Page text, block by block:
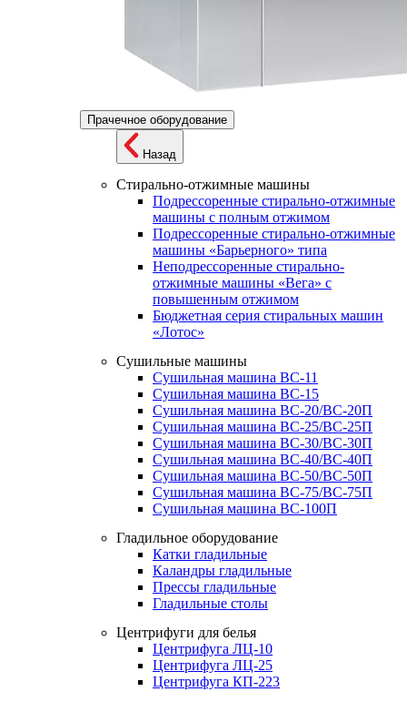
Прачечное оборудование
Назад
Стирально-отжимные машины
Подрессоренные стирально-отжимные
машины с полным отжимом
Подрессоренные стирально-отжимные
машины «Барьерного» типа
Неподрессоренные стирально-
отжимные машины «Вега» с
повышенным отжимом
Бюджетная серия стиральных машин
«Лотос»
Сушильные машины
Сушильная машина ВС-11
Сушильная машина ВС-15
Сушильная машина ВС-20/ВС-20П
Сушильная машина ВС-25/ВС-25П
Сушильная машина ВС-30/ВС-30П
Сушильная машина ВС-40/ВС-40П
Сушильная машина ВС-50/ВС-50П
Сушильная машина ВС-75/ВС-75П
Сушильная машина ВС-100П
Гладильное оборудование
Катки гладильные
Каландры гладильные
Прессы гладильные
Гладильные столы
Центрифуги для белья
Центрифуга ЛЦ-10
Центрифуга ЛЦ-25
Центрифуга КП-223